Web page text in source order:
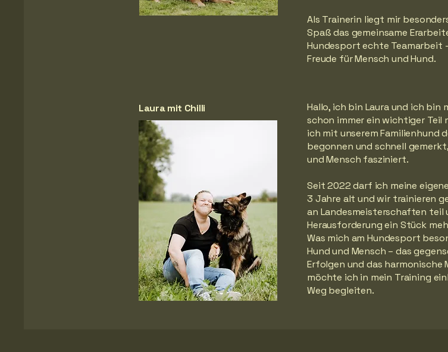
Als Trainerin liegt mir
Spaß das gemeinsame
Hundesport echte Teamarbeit
Freude für Mensch und Hund.
Laura mit Chilli
Hallo, ich bin Laura und ich bin
schon immer ein wichtiger Teil
ich mit unserem Familienhund
begonnen und schnell
und Mensch fasziniert.
Seit 2022 darf ich meine
3 Jahre alt und wir trainieren
an Landesmeisterschaften teil
Herausforderung ein Stück
Was mich am Hundesport
Hund und Mensch – das
Erfolgen und das harmonische
möchte ich in mein Training
Weg begleiten.